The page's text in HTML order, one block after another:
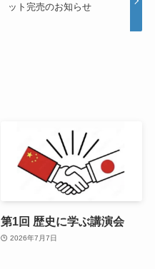
ット完売のお知らせ
第1回 歴史に学ぶ講演会
2026年7月7日